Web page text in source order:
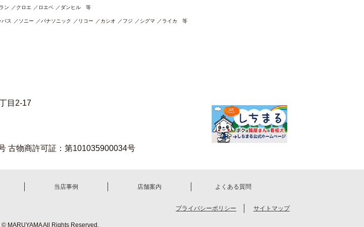
ン クロエ ロエベ ダンヒル 等
パス ソニー パナソニック リコー カシオ フジ シグマ ライカ 等
目2-17
古物商許可証：第101035900034号
当店事例 店舗案内 よくある質問
プライバシーポリシー サイトマップ
MARUYAMA All Rights Reserved.